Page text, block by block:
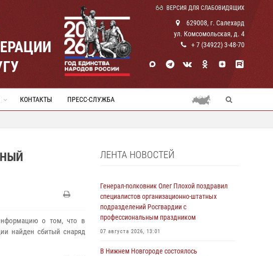
ВЕРСИЯ ДЛЯ СЛАБОВИДЯЩИХ
629008, г. Салехард
ул. Комсомольская, д. 4
+ 7 (34922) 3-48-70
КОНТАКТЫ ПРЕСС-СЛУЖБА
о том, что в
найден сбитый снаряд
ЛЕНТА НОВОСТЕЙ
Генерал-полковник Олег Плохой поздравил
специалистов организационно-штатных
подразделений Росгвардии с
профессиональным праздником
07 августа 2026, 13:01
В Нижнем Новгороде состоялось